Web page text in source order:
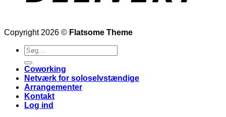
Copyright 2026 © Flatsome Theme
Søg
efter:
Coworking
Netværk for soloselvstændige
Arrangementer
Kontakt
Log ind